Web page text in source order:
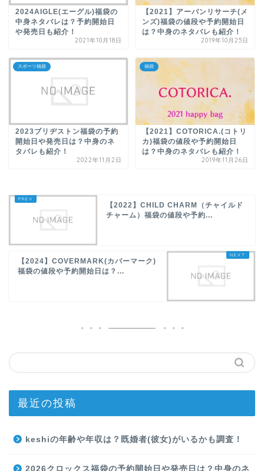
2024AIGLE(エーグル)福袋の
中身ネタバレは？予約開始日
や発売日も紹介！
2021年10月18日
【2021】アーバンリサーチ(メ
ンズ)福袋の値段や予約開始日
は？中身のネタバレも紹介！
2019年10月25日
スポーツ福袋
2023ブリヂストン福袋の予約
開始日や発売日は？中身のネ
タバレも紹介！
2022年11月2日
福袋
【2021】COTORICA.(コトリ
カ)福袋の値段や予約開始日
は？中身のネタバレも紹介！
2019年11月26日
【2022】CHILD CHARM（チャイルド
チャーム）福袋の値段や予約...
【2024】COVERMARK(カバーマーク)
福袋の値段や予約開始日は？...
最近の投稿
keshiの年齢や年収は？既婚者(彼女)がいるかも調査！
2026クロックス福袋の予約開始日や発売日は？中身のネ